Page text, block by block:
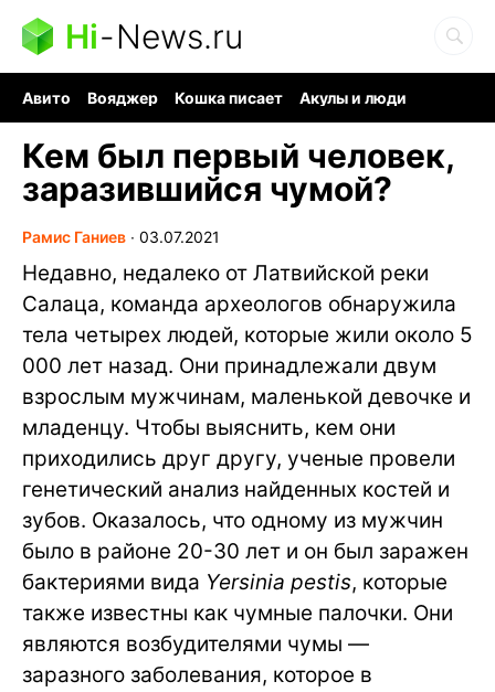
Hi-News.ru
Авито Вояджер Кошка писает
Акулы и люди
Кем был первый человек,
заразившийся чумой?
Рамис Ганиев ∙ 03.07.2021
Недавно, недалеко от Латвийской реки
Салаца, команда археологов обнаружила
тела четырех людей, которые жили около 5
000 лет назад. Они принадлежали двум
взрослым мужчинам, маленькой девочке и
младенцу. Чтобы выяснить, кем они
приходились друг другу, ученые провели
генетический анализ найденных костей и
зубов. Оказалось, что одному из мужчин
было в районе 20-30 лет и он был заражен
бактериями вида Yersinia pestis, которые
также известны как чумные палочки. Они
являются возбудителями чумы —
заразного заболевания, которое в